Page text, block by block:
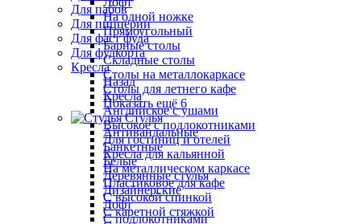
На одной ножке
Прямоугольный
Барные столы
Складные столы
Столы на металлокаркасе
Столы для летнего кафе
Показать ещё 6
Стулья
Антивандальные
Банкетные
Белые
Деревянные стулья
Дизайнерские
Лофт
С подлокотниками
Для пабов
Для пиццерии
Для фаст фуда
Для фудкорта
Кресла
Назад
Кресла
Английское с ушами
Высокое с подлокотниками
Для гостиниц и отелей
Кресла для кальянной
На металлическом каркасе
Пластиковое для кафе
С высокой спинкой
С каретной стяжкой